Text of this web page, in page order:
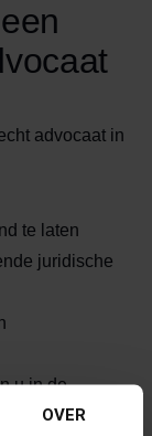
OVER
advocaat in
te laten
juridische
u in de
als mediator